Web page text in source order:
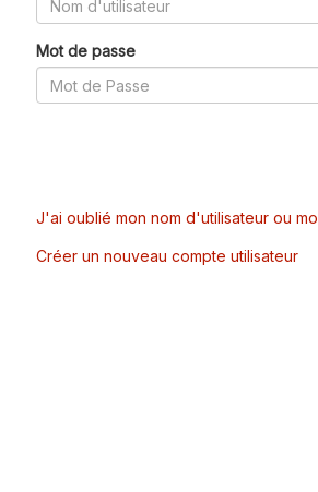
Mot de passe
J'ai oublié mon nom d'utilisateur ou
Créer un nouveau compte utilisateur